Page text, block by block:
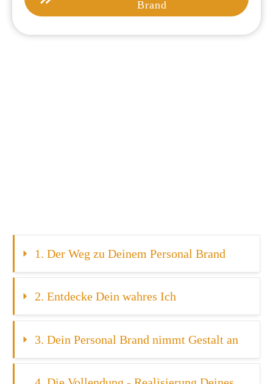
Brand
1. Der Weg zu Deinem Personal Brand
2. Entdecke Dein wahres Ich
3. Dein Personal Brand nimmt Gestalt an